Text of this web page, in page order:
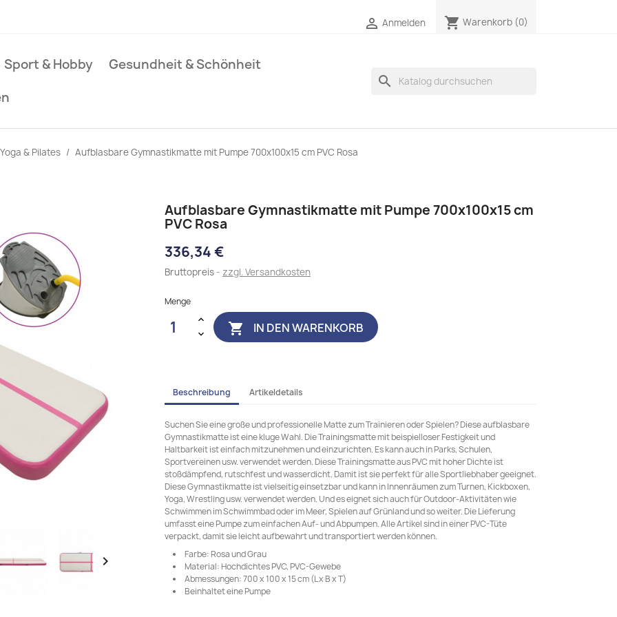
 Anmelden shopping_cart Warenkorb (0)
Sport & Hobby
Gesundheit & Schönheit
search
Yoga & Pilates Aufblasbare Gymnastikmatte mit Pumpe 700x100x15 cm PVC Rosa

Aufblasbare Gymnastikmatte mit Pumpe 700x100x15 cm
PVC Rosa
336,34 €
Bruttopreis zzgl. Versandkosten
Menge
 IN DEN WARENKORB
Beschreibung Artikeldetails
Suchen Sie eine große und professionelle Matte zum Trainieren oder Spielen? Diese aufblasbare
Gymnastikmatte ist eine kluge Wahl. Die Trainingsmatte mit beispielloser Festigkeit und
Haltbarkeit ist einfach mitzunehmen und einzurichten. Es kann auch in Parks, Schulen,
Sportvereinen usw. verwendet werden. Diese Trainingsmatte aus PVC mit hoher Dichte ist
stoßdämpfend, rutschfest und wasserdicht. Damit ist sie perfekt für alle Sportliebhaber geeignet.
Diese Gymnastikmatte ist vielseitig einsetzbar und kann in Innenräumen zum Turnen, Kickboxen,
Yoga, Wrestling usw. verwendet werden. Und es eignet sich auch für Outdoor-Aktivitäten wie
Schwimmen im Schwimmbad oder im Meer, Spielen auf Grünland und so weiter. Die Lieferung
umfasst eine Pumpe zum einfachen Auf- und Abpumpen. Alle Artikel sind in einer PVC-Tüte
verpackt, damit sie leicht aufbewahrt und transportiert werden können.
Farbe: Rosa und Grau
Material: Hochdichtes PVC, PVC-Gewebe
Abmessungen: 700 x 100 x 15 cm (L x B x T)
Beinhaltet eine Pumpe